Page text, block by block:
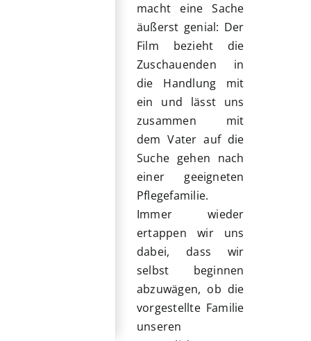
macht eine Sache
äußerst genial: Der
Film bezieht die
Zuschauenden in
die Handlung mit
ein und lässt uns
zusammen mit
dem Vater auf die
Suche gehen nach
einer geeigneten
Pflegefamilie.
Immer wieder
ertappen wir uns
dabei, dass wir
selbst beginnen
abzuwägen, ob die
vorgestellte Familie
unseren